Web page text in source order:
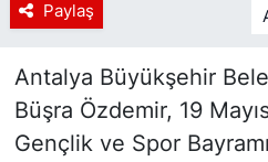
Paylaş
Antalya Büyükşehir
Büşra Özdemir, 19
Gençlik ve Spor